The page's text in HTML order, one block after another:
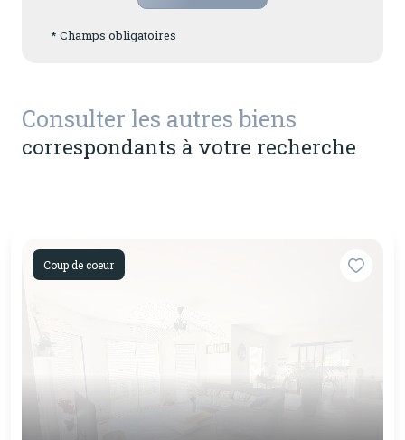
* Champs obligatoires
Consulter les autres biens
correspondants à votre recherche
Coup de coeur